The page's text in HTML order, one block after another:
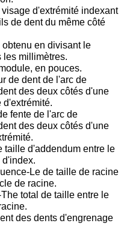
d'extrémité indexant
de dent du même côté
en divisant le
les millimètres.
en pouces.
de dent de l'arc de
des deux côtés d'une
fente de l'arc de
des deux côtés d'une
taille d'addendum entre le
Le de taille de racine
de racine.
total de taille entre le
des dents d'engrenage